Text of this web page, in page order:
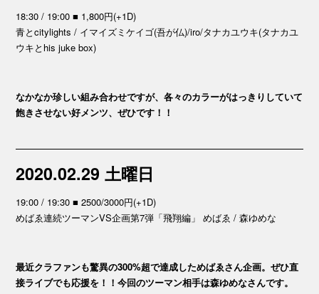
18:30 / 19:00 ■ 1,800円(+1D)
青とcitylights / イマイズミケイゴ(吾が仏)/iro/タナカユウキ(タナカユ
ウキとhis juke box)
なかなか珍しい組み合わせですが、各々のカラーがはっきりしていて
飽きさせない好メンツ、ぜひです！！
2020.02.29 土曜日
19:00 / 19:30 ■ 2500/3000円(+1D)
めばゑ連続ツーマンVS企画第7弾「飛翔編」 めばゑ / 森ゆめな
最近クラファンも驚異の300%超で達成しためばゑさん企画。ぜひ直
接ライブでも応援を！！今回のツーマン相手は森ゆめなさんです。